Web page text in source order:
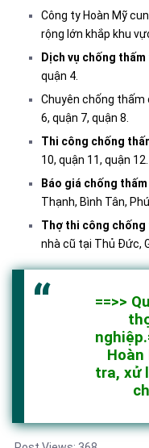
Công ty Hoàn Mỹ
rộng lớn khắp khu
Dịch vụ chống
quận 4.
Chuyên chống thấm
6, quận 7, quận 8.
Thi công chống
10, quận 11, quận 12.
Báo giá chống
Thạnh, Bình Tân,
Thợ thi công chống
nhà cũ tại Thủ Đức,
==>>
tra, xử